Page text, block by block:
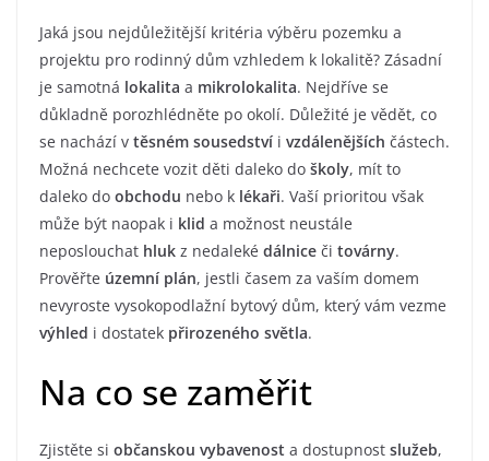
Jaká jsou nejdůležitější kritéria výběru pozemku a
projektu pro rodinný dům vzhledem k lokalitě? Zásadní
je samotná lokalita a mikrolokalita. Nejdříve se
důkladně porozhlédněte po okolí. Důležité je vědět, co
se nachází v těsném sousedství i vzdálenějších částech.
Možná nechcete vozit děti daleko do školy, mít to
daleko do obchodu nebo k lékaři. Vaší prioritou však
může být naopak i klid a možnost neustále
neposlouchat hluk z nedaleké dálnice či továrny.
Prověřte územní plán, jestli časem za vaším domem
nevyroste vysokopodlažní bytový dům, který vám vezme
výhled i dostatek přirozeného světla.
Na co se zaměřit
Zjistěte si občanskou vybavenost a dostupnost služeb,